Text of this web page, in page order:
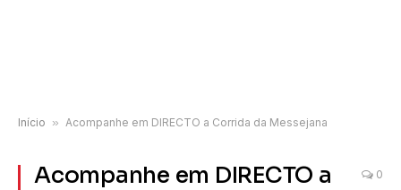
Início » Acompanhe em DIRECTO a Corrida da Messejana
Acompanhe em DIRECTO a
0